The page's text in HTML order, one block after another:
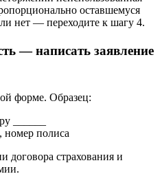
оставшемуся
нет — переходите к шагу 4.
— написать заявление
форме. Образец:
______
номер полиса
договора страхования и